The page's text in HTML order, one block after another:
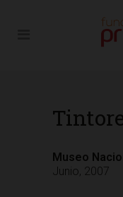
Museo
Junio, 2007